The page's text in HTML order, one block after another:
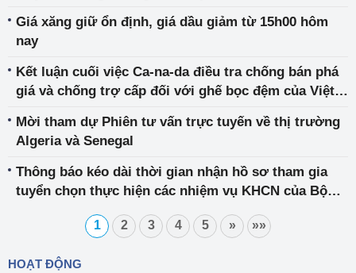
Giá xăng giữ ổn định, giá dầu giảm từ 15h00 hôm
nay
Kết luận cuối việc Ca-na-da điều tra chống bán phá
giá và chống trợ cấp đối với ghế bọc đệm của Việt
Mời tham dự Phiên tư vấn trực tuyến về thị trường
Algeria và Senegal
Thông báo kéo dài thời gian nhận hồ sơ tham gia
tuyển chọn thực hiện các nhiệm vụ KHCN của Bộ
1 2 3 4 5 » »»
HOẠT ĐỘNG